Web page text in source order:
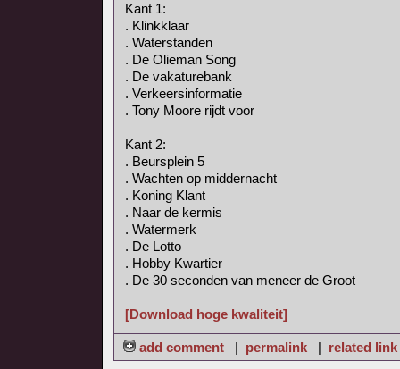
Kant 1:
. Klinkklaar
. Waterstanden
. De Olieman Song
. De vakaturebank
. Verkeersinformatie
. Tony Moore rijdt voor
Kant 2:
. Beursplein 5
. Wachten op middernacht
. Koning Klant
. Naar de kermis
. Watermerk
. De Lotto
. Hobby Kwartier
. De 30 seconden van meneer de Groot
[Download hoge kwaliteit]
add comment | permalink | related link